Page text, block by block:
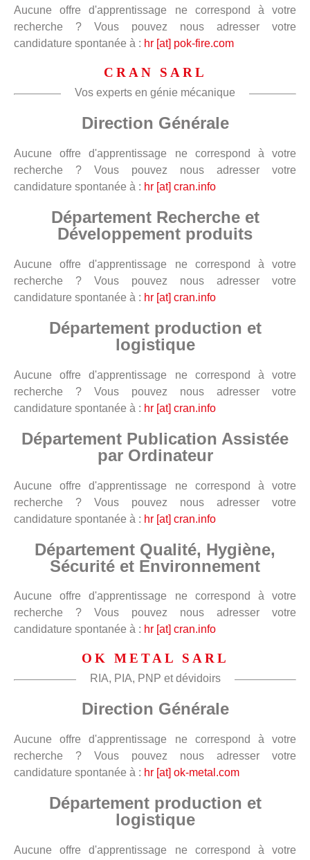
Aucune offre d'apprentissage ne correspond à votre
recherche ? Vous pouvez nous adresser votre
candidature spontanée à : hr [at] pok-fire.com
CRAN SARL
Vos experts en génie mécanique
Direction Générale
Aucune offre d'apprentissage ne correspond à votre
recherche ? Vous pouvez nous adresser votre
candidature spontanée à : hr [at] cran.info
Département Recherche et
Développement produits
Aucune offre d'apprentissage ne correspond à votre
recherche ? Vous pouvez nous adresser votre
candidature spontanée à : hr [at] cran.info
Département production et
logistique
Aucune offre d'apprentissage ne correspond à votre
recherche ? Vous pouvez nous adresser votre
candidature spontanée à : hr [at] cran.info
Département Publication Assistée
par Ordinateur
Aucune offre d'apprentissage ne correspond à votre
recherche ? Vous pouvez nous adresser votre
candidature spontanée à : hr [at] cran.info
Département Qualité, Hygiène,
Sécurité et Environnement
Aucune offre d'apprentissage ne correspond à votre
recherche ? Vous pouvez nous adresser votre
candidature spontanée à : hr [at] cran.info
OK METAL SARL
RIA, PIA, PNP et dévidoirs
Direction Générale
Aucune offre d'apprentissage ne correspond à votre
recherche ? Vous pouvez nous adresser votre
candidature spontanée à : hr [at] ok-metal.com
Département production et
logistique
Aucune offre d'apprentissage ne correspond à votre